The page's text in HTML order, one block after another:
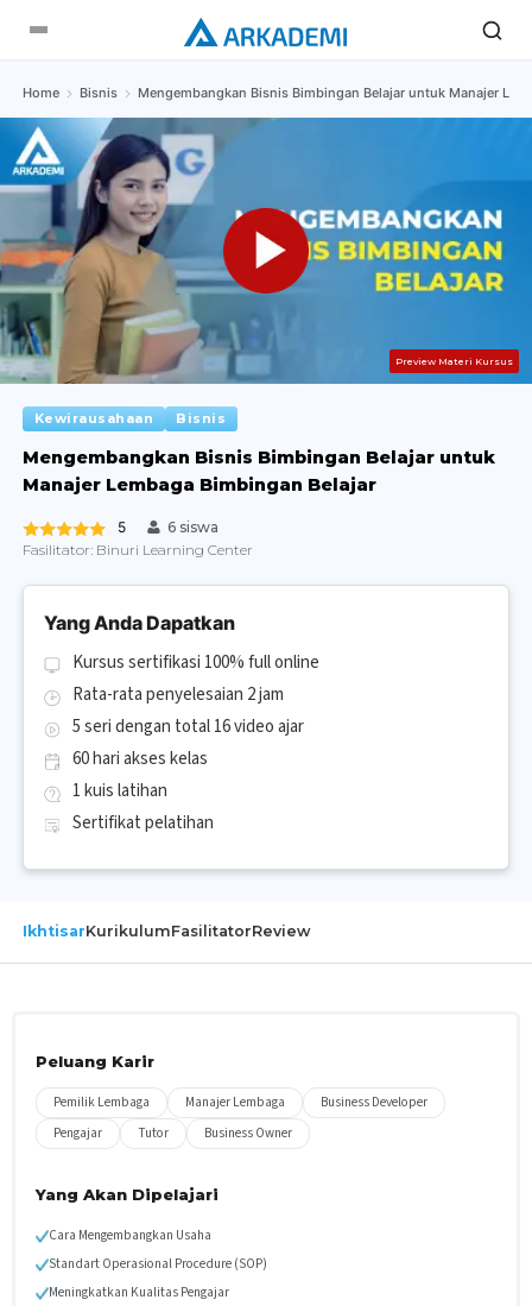
Home Bisnis Mengembangkan Bisnis Bimbingan Belajar untuk Manajer
Preview Materi Kursus
Kewirausahaan Bisnis
Mengembangkan Bisnis Bimbingan Belajar untuk
Manajer Lembaga Bimbingan Belajar
5
6 siswa
Fasilitator: Binuri Learning Center
Yang Anda Dapatkan
Kursus sertifikasi 100% full online
Rata-rata penyelesaian 2 jam
5 seri dengan total 16 video ajar
60 hari akses kelas
1 kuis latihan
Sertifikat pelatihan
IkhtisarKurikulumFasilitatorReview
Peluang Karir
Pemilik Lembaga Manajer Lembaga
Business Developer
Pengajar
Tutor Business Owner
Yang Akan Dipelajari
Cara Mengembangkan Usaha
Standart Operasional Procedure (SOP)
Meningkatkan Kualitas Pengajar